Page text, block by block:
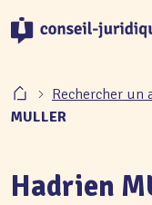
Rechercher un
MULLER
Hadrien